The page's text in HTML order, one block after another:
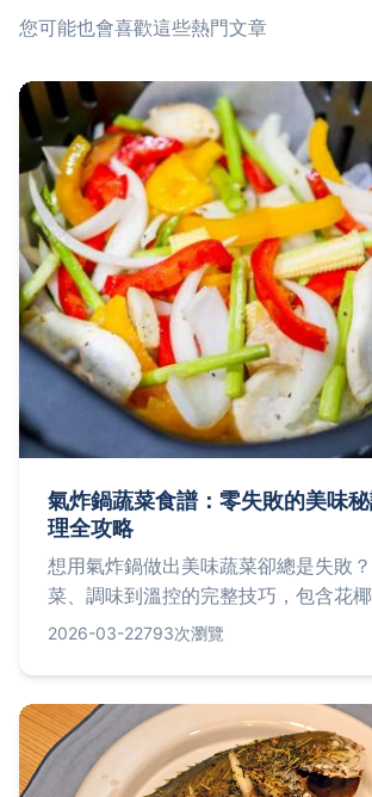
您可能也會喜歡這些熱門文章
氣炸鍋蔬菜食譜：零失敗的美味
理全攻略
想用氣炸鍋做出美味蔬菜卻總是失敗
菜、調味到溫控的完整技巧，包含花
瓜等超人氣食譜，讓你輕鬆端出外酥內
2026-03-22793次瀏覽